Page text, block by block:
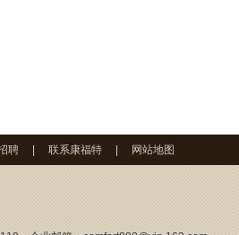
聘 | 联系康福特 | 网站地图